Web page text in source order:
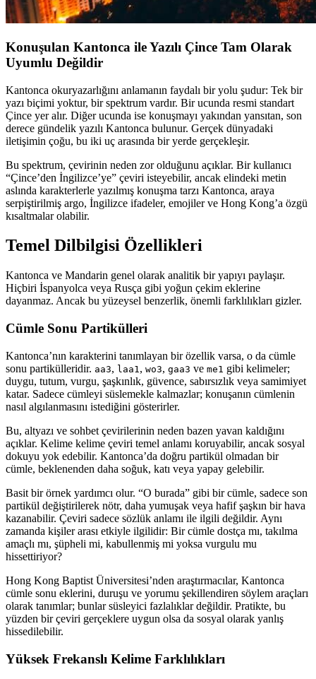
Konuşulan Kantonca ile Yazılı Çince Tam Olarak
Uyumlu Değildir
Kantonca okuryazarlığını anlamanın faydalı bir yolu şudur: Tek bir
yazı biçimi yoktur, bir spektrum vardır. Bir ucunda resmi standart
Çince yer alır. Diğer ucunda ise konuşmayı yakından yansıtan, son
derece gündelik yazılı Kantonca bulunur. Gerçek dünyadaki
iletişimin çoğu, bu iki uç arasında bir yerde gerçekleşir.
Bu spektrum, çevirinin neden zor olduğunu açıklar. Bir kullanıcı
“Çince’den İngilizce’ye” çeviri isteyebilir, ancak elindeki metin
aslında karakterlerle yazılmış konuşma tarzı Kantonca, araya
serpiştirilmiş argo, İngilizce ifadeler, emojiler ve Hong Kong’a özgü
kısaltmalar olabilir.
Temel Dilbilgisi Özellikleri
Kantonca ve Mandarin genel olarak analitik bir yapıyı paylaşır.
Hiçbiri İspanyolca veya Rusça gibi yoğun çekim eklerine
dayanmaz. Ancak bu yüzeysel benzerlik, önemli farklılıkları gizler.
Cümle Sonu Partikülleri
Kantonca’nın karakterini tanımlayan bir özellik varsa, o da cümle
sonu partikülleridir. aa3, laa1 , wo3, gaa3 ve me1 gibi kelimeler;
duygu, tutum, vurgu, şaşkınlık, güvence, sabırsızlık veya samimiyet
katar. Sadece cümleyi süslemekle kalmazlar; konuşanın cümlenin
nasıl algılanmasını istediğini gösterirler.
Bu, altyazı ve sohbet çevirilerinin neden bazen yavan kaldığını
açıklar. Kelime kelime çeviri temel anlamı koruyabilir, ancak sosyal
dokuyu yok edebilir. Kantonca’da doğru partikül olmadan bir
cümle, beklenenden daha soğuk, katı veya yapay gelebilir.
Basit bir örnek yardımcı olur. “O burada” gibi bir cümle, sadece son
partikül değiştirilerek nötr, daha yumuşak veya hafif şaşkın bir hava
kazanabilir. Çeviri sadece sözlük anlamı ile ilgili değildir. Aynı
zamanda kişiler arası etkiyle ilgilidir: Bir cümle dostça mı, takılma
amaçlı mı, şüpheli mi, kabullenmiş mi yoksa vurgulu mu
hissettiriyor?
Hong Kong Baptist Üniversitesi’nden araştırmacılar, Kantonca
cümle sonu eklerini, duruşu ve yorumu şekillendiren söylem araçları
olarak tanımlar; bunlar süsleyici fazlalıklar değildir. Pratikte, bu
yüzden bir çeviri gerçeklere uygun olsa da sosyal olarak yanlış
hissedilebilir.
Yüksek Frekanslı Kelime Farklılıkları